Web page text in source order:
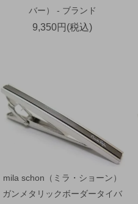
バー） - ブランド
9,350円(税込)
mila schon（ミラ・ショーン）
ガンメタリックボーダータイバ